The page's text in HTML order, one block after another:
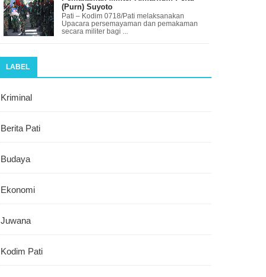
(Purn) Suyoto
Pati – Kodim 0718/Pati melaksanakan
Upacara persemayaman dan pemakaman
secara militer bagi ...
LABEL
Kriminal
Berita Pati
Budaya
Ekonomi
Juwana
Kodim Pati